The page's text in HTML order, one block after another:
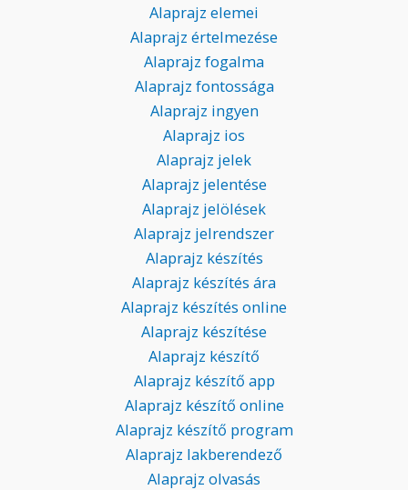
Alaprajz elemei
Alaprajz értelmezése
Alaprajz fogalma
Alaprajz fontossága
Alaprajz ingyen
Alaprajz ios
Alaprajz jelek
Alaprajz jelentése
Alaprajz jelölések
Alaprajz jelrendszer
Alaprajz készítés
Alaprajz készítés ára
Alaprajz készítés online
Alaprajz készítése
Alaprajz készítő
Alaprajz készítő app
Alaprajz készítő online
Alaprajz készítő program
Alaprajz lakberendező
Alaprajz olvasás